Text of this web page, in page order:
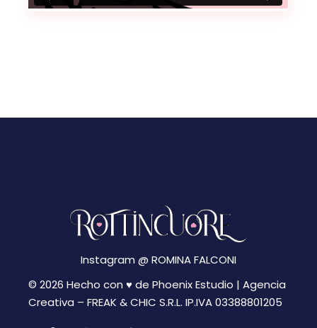
Instagram @ ROMINA FALCONI
© 2026 Hecho con ♥ de Phoenix Estudio | Agencia
Creativa –FREAK & CHIC S.R.L. IP.IVA 03388801205